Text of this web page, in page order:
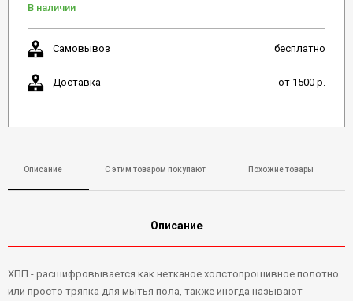
В наличии
Самовывоз бесплатно
Доставка от 1500 р.
Описание С этим товаром покупают Похожие товары
Описание
ХПП - расшифровывается как нетканое холстопрошивное полотно
или просто тряпка для мытья пола, также иногда называют